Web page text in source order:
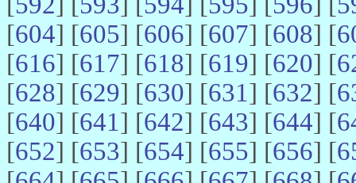
[604] [605] [606] [607] [608] [
[616] [617] [618] [619] [620] [
[628] [629] [630] [631] [632] [
[640] [641] [642] [643] [644] [
[652] [653] [654] [655] [656] [